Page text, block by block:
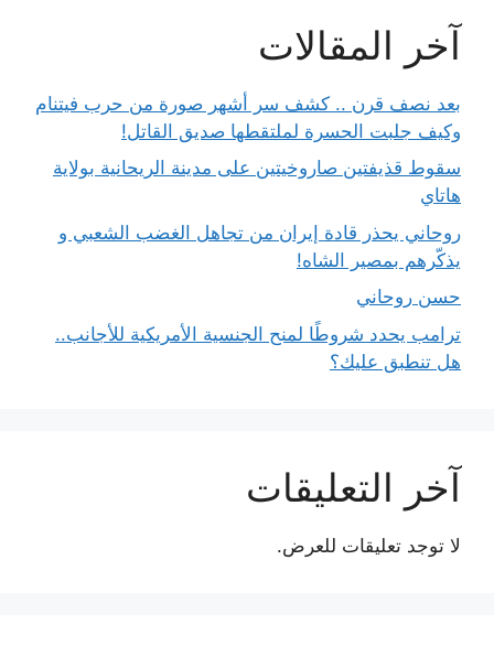
آخر المقالات
بعد نصف قرن .. كشف سر أشهر صورة من حرب فيتنام
وكيف جلبت الحسرة لملتقطها صديق القاتل!
سقوط قذيفتين صاروخيتين على مدينة الريحانية بولاية
هاتاي
روحاني يحذر قادة إيران من تجاهل الغضب الشعبي و
يذكّرهم بمصير الشاه!
حسن روحاني
ترامب يحدد شروطًا لمنح الجنسية الأمريكية للأجانب..
هل تنطبق عليك؟
آخر التعليقات
لا توجد تعليقات للعرض.